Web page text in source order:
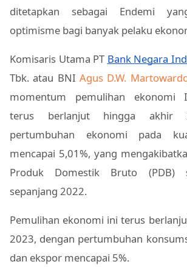
ditetapkan sebagai Endemi
optimisme bagi banyak pelaku
Komisaris Utama PT Bank Negara
Tbk. atau BNI Agus D.W.
momentum pemulihan ekonomi
terus berlanjut hingga akhir
pertumbuhan ekonomi pada
mencapai 5,01%, yang
Produk Domestik Bruto (PDB)
sepanjang 2022.
Pemulihan ekonomi ini terus
2023, dengan pertumbuhan
dan ekspor mencapai 5%.